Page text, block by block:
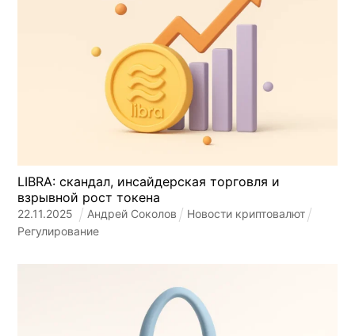
LIBRA: скандал, инсайдерская торговля и
взрывной рост токена
22.11.2025 Андрей Соколов
Новости криптовалют
Регулирование